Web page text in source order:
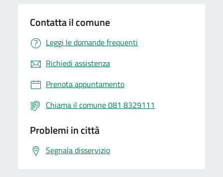
Contatta il comune
Leggi le domande frequenti
Richiedi assistenza
Prenota appuntamento
Chiama il comune 081 8329111
Problemi in città
Segnala disservizio